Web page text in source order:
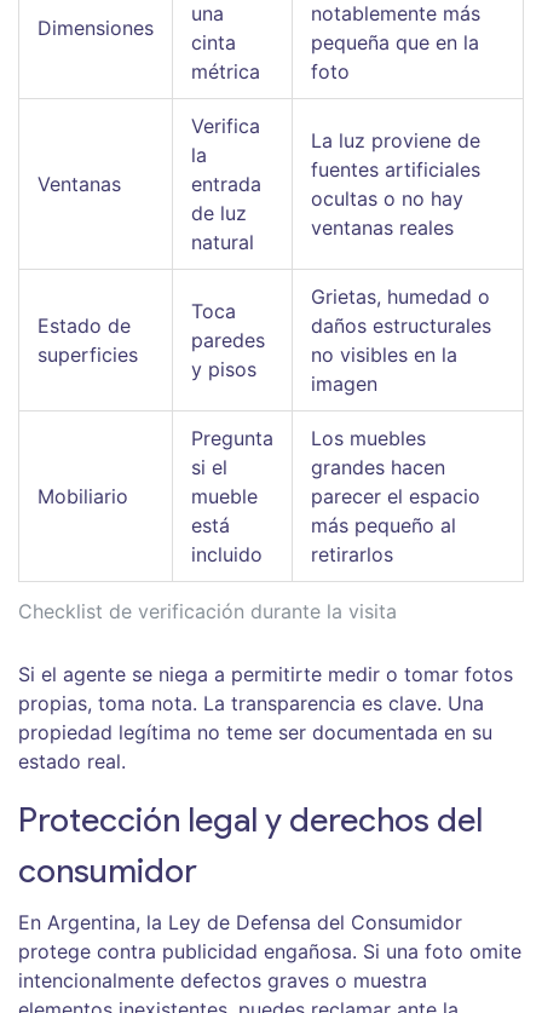
Checklist de verificación durante la visita
Dimensiones
una
cinta
métrica
notablemente más
pequeña que en la
foto
Ventanas
Verifica
la
entrada
de luz
natural
La luz proviene de
fuentes artificiales
ocultas o no hay
ventanas reales
Estado de
superficies
Toca
paredes
y pisos
Grietas, humedad o
daños estructurales
no visibles en la
imagen
Mobiliario
Pregunta
si el
mueble
está
incluido
Los muebles
grandes hacen
parecer el espacio
más pequeño al
retirarlos
Si el agente se niega a permitirte medir o tomar fotos
propias, toma nota. La transparencia es clave. Una
propiedad legítima no teme ser documentada en su
estado real.
Protección legal y derechos del
consumidor
En Argentina, la Ley de Defensa del Consumidor
protege contra publicidad engañosa. Si una foto omite
intencionalmente defectos graves o muestra